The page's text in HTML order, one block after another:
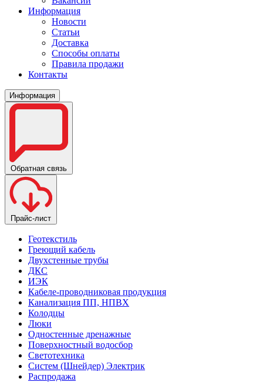
Информация
Новости
Статьи
Доставка
Способы оплаты
Правила продажи
Контакты
Информация
Обратная связь
Прайс-лист
Геотекстиль
Греющий кабель
Двухстенные трубы
ДКС
ИЭК
Кабеле-проводниковая продукция
Канализация ПП, НПВХ
Колодцы
Люки
Одностенные дренажные
Поверхностный водосбор
Светотехника
Систем (Шнейдер) Электрик
Распродажа